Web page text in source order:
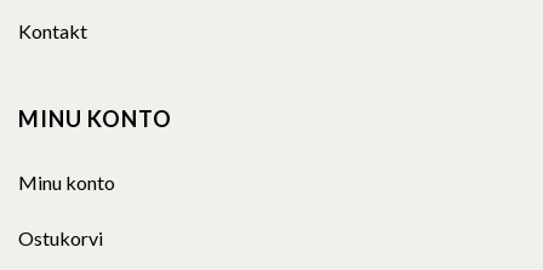
Kontakt
MINU KONTO
Minu konto
Ostukorvi